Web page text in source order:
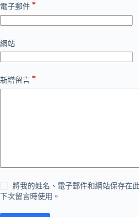
電子郵件 *
網站
新增留言 *
將我的姓名、電子郵件和網站保存在
下次留言時使用。